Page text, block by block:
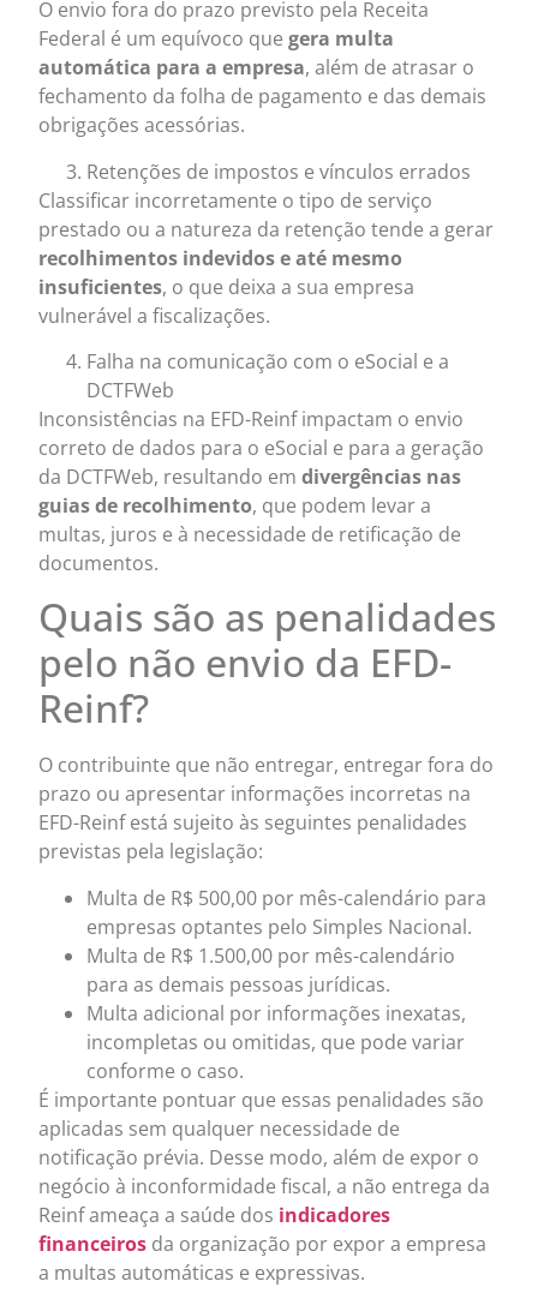
O envio fora do prazo previsto pela Receita
Federal é um equívoco quegera multa
automática para a empresa, além de atrasar o
fechamento da folha de pagamento e das demais
obrigações acessórias.
Retenções de impostos e vínculos errados
Classificar incorretamente o tipo de serviço
prestado ou a natureza da retenção tende a gerar
recolhimentos indevidos e até mesmo
insuficientes, o que deixa a sua empresa
vulnerável a fiscalizações.
Falha na comunicação com o eSocial e a
DCTFWeb
Inconsistências na EFD-Reinf impactam o envio
correto de dados para o eSocial e para a geração
da DCTFWeb, resultando emdivergências nas
guias de recolhimento, que podem levar a
multas, juros e à necessidade de retificação de
documentos.
Quais são as penalidades
pelo não envio da EFD-
Reinf?
O contribuinte que não entregar, entregar fora do
prazo ou apresentar informações incorretas na
EFD-Reinf está sujeito às seguintes penalidades
previstas pela legislação:
Multa de R$ 500,00 por mês-calendário para
empresas optantes pelo Simples Nacional.
Multa de R$ 1.500,00 por mês-calendário
para as demais pessoas jurídicas.
Multa adicional por informações inexatas,
incompletas ou omitidas, que pode variar
conforme o caso.
É importante pontuar que essas penalidades são
aplicadas sem qualquer necessidade de
notificação prévia. Desse modo, além de expor o
negócio à inconformidade fiscal, a não entrega da
Reinf ameaça a saúde dos indicadores
financeiros da organização por expor a empresa
a multas automáticas e expressivas.